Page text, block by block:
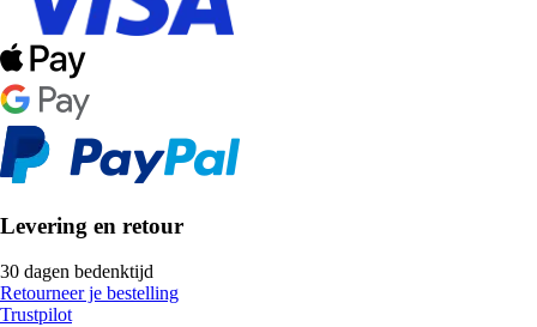
Levering en retour
30 dagen bedenktijd
Retourneer je bestelling
Trustpilot